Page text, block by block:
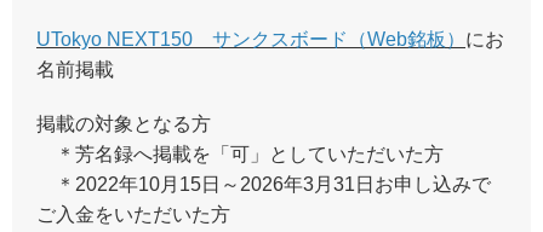
UTokyo NEXT150 サンクスボード（Web銘板） にお
名前掲載
掲載の対象となる方
＊芳名録へ掲載を「可」としていただいた方
＊2022年10月15日～2026年3月31日お申し込みで
ご入金をいただいた方